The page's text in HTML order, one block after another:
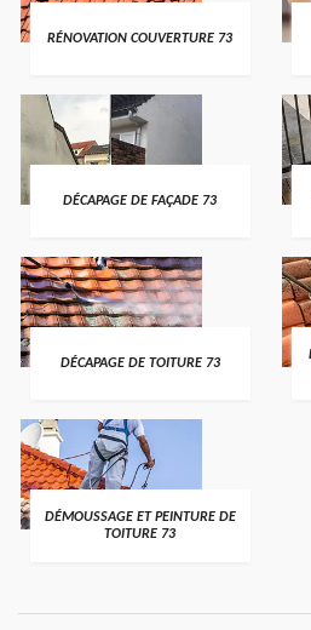
RÉNOVATION COUVERTURE 73
DÉCAPAGE DE FAÇADE 73
DÉCAPAGE DE TOITURE 73
DÉMOUSSAGE ET PEINTURE DE
TOITURE 73